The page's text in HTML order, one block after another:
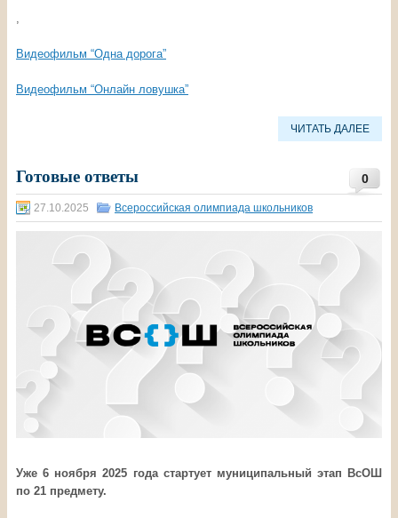
Видеофильм “Одна дорога”
Видеофильм “Онлайн ловушка”
ЧИТАТЬ ДАЛЕЕ
0
Готовые ответы
27.10.2025 Всероссийская олимпиада школьников
Уже 6 ноября 2025 года стартует муниципальный этап ВсОШ
по 21 предмету.